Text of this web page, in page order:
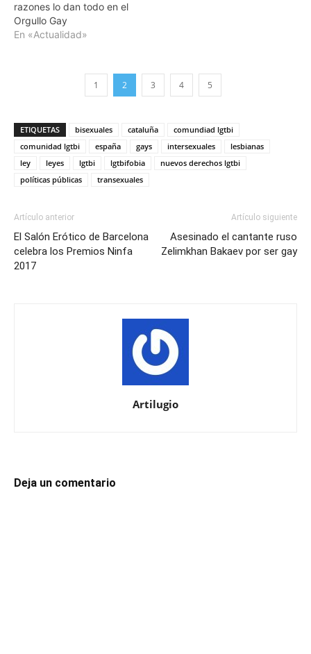
razones lo dan todo en el
Orgullo Gay
En «Actualidad»
1 2 3 4 5
ETIQUETAS bisexuales cataluña
comundiad lgtbi
comunidad lgtbi
españa gays intersexuales
lesbianas
ley
leyes lgtbi lgtbifobia
nuevos derechos lgtbi
políticas públicas
transexuales
Artículo anterior
El Salón Erótico de Barcelona
celebra los Premios Ninfa
2017
Artículo siguiente
Asesinado el cantante ruso
Zelimkhan Bakaev por ser gay
Artilugio
Deja un comentario